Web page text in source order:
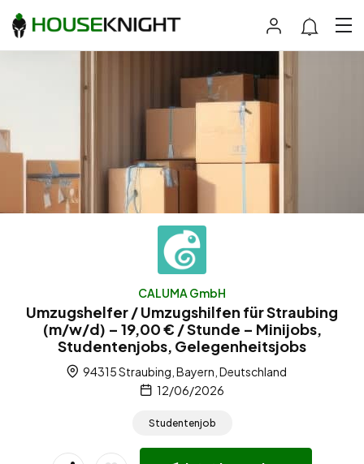
CALUMA GmbH
Umzugshelfer / Umzugshilfen für Straubing
(m/w/d) – 19,00 € / Stunde – Minijobs,
Studentenjobs, Gelegenheitsjobs
94315 Straubing, Bayern, Deutschland
12/06/2026
Studentenjob